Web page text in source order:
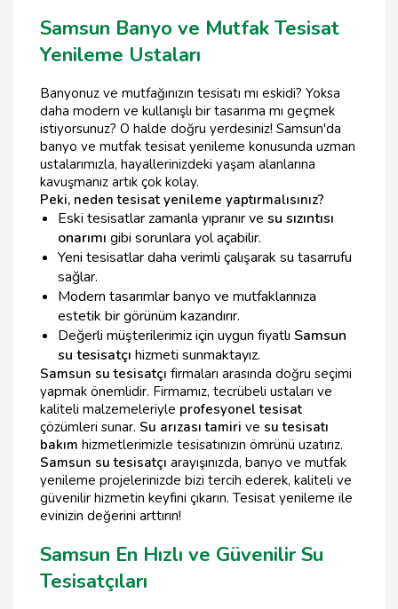
Samsun Banyo ve Mutfak Tesisat
Yenileme Ustaları
Banyonuz ve mutfağınızın tesisatı mı eskidi? Yoksa
daha modern ve kullanışlı bir tasarıma mı geçmek
istiyorsunuz? O halde doğru yerdesiniz! Samsun'da
banyo ve mutfak tesisat yenileme konusunda uzman
ustalarımızla, hayallerinizdeki yaşam alanlarına
kavuşmanız artık çok kolay.
Peki, neden tesisat yenileme yaptırmalısınız?
Eski tesisatlar zamanla yıpranır ve su sızıntısı
onarımı gibi sorunlara yol açabilir.
Yeni tesisatlar daha verimli çalışarak su tasarrufu
sağlar.
Modern tasarımlar banyo ve mutfaklarınıza
estetik bir görünüm kazandırır.
Değerli müşterilerimiz için uygun fiyatlı Samsun
su tesisatçı hizmeti sunmaktayız.
Samsun su tesisatçı firmaları arasında doğru seçimi
yapmak önemlidir. Firmamız, tecrübeli ustaları ve
kaliteli malzemeleriyle profesyonel tesisat
çözümleri sunar. Su arızası tamiri ve su tesisatı
bakım hizmetlerimizle tesisatınızın ömrünü uzatırız.
Samsun su tesisatçı arayışınızda, banyo ve mutfak
yenileme projelerinizde bizi tercih ederek, kaliteli ve
güvenilir hizmetin keyfini çıkarın. Tesisat yenileme ile
evinizin değerini arttırın!
Samsun En Hızlı ve Güvenilir Su
Tesisatçıları